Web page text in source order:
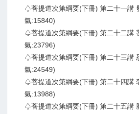
♤菩提道次第綱要(下冊) 第二十一講
氣:15840)
♤菩提道次第綱要(下冊) 第二十二講
氣:23796)
♤菩提道次第綱要(下冊) 第二十三講
氣:24549)
♤菩提道次第綱要(下冊) 第二十四講
氣:13988)
♤菩提道次第綱要(下冊) 第二十五講